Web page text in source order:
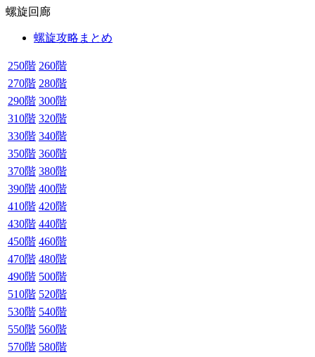
螺旋回廊
螺旋攻略まとめ
250階 260階
270階 280階
290階 300階
310階 320階
330階 340階
350階 360階
370階 380階
390階 400階
410階 420階
430階 440階
450階 460階
470階 480階
490階 500階
510階 520階
530階 540階
550階 560階
570階 580階